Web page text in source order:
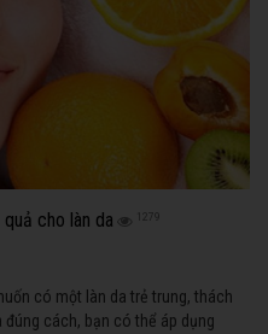
cho làn da 1279
có một làn da trẻ trung, thách
cách, bạn có thể áp dụng